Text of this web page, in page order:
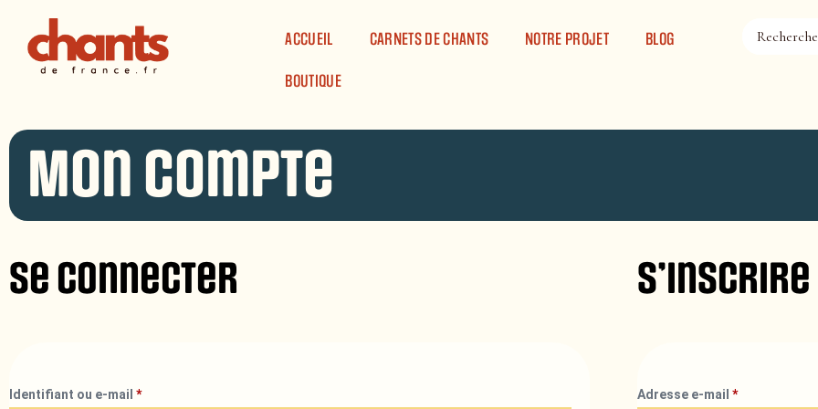
ACCUEIL
CARNETS DE CHANTS NOTRE PROJET BLOG
BOUTIQUE
Mon compte
Se connecter
Identifiant ou e-mail *
S’inscrire
Adresse e-mail*